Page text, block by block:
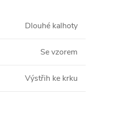
Dlouhé kalhoty
Se vzorem
Výstřih ke krku